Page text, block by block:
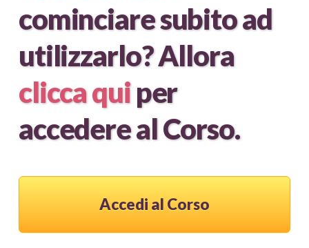
cominciare subito ad
utilizzarlo? Allora
clicca quiper
accedere al Corso.
Accedi al Corso